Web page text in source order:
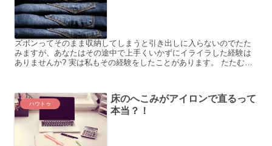
ズボンってそのまま収納してしまうと引き出しに入らないのでたた
みますが、あなたはその途中で上手くいかずにイライラした経験は
ありませんか? 実は私もその経験をしたことがあります。 たたむの
ハウトゥ
床のへこみがアイロンで直るって
本当？！